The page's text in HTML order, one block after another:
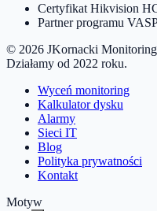
Certyfikat Hikvision
Partner programu
© 2026 JKornacki Monitoring
Działamy od 2022 roku.
Wyceń monitoring
Kalkulator dysku
Alarmy
Sieci IT
Blog
Polityka prywatności
Kontakt
Motyw